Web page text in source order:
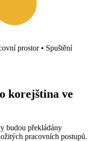
prostor • Spuštění
korejština ve
budou překládány
pracovních postupů.